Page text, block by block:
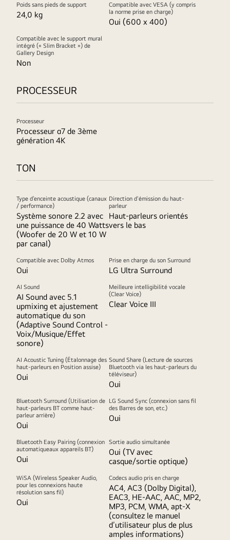
Poids sans pieds de support
24,0 kg
Compatible avec VESA (y compris
la norme prise en charge)
Oui (600 x 400)
Compatible avec le support mural
intégré (« Slim Bracket ») de
Gallery Design
Non
PROCESSEUR
Processeur
Processeur α7 de 3ème
génération 4K
TON
Type d’enceinte acoustique (canaux
/ performance)
Système sonore 2.2 avec
une puissance de 40 Watts
(Woofer de 20 W et 10 W
par canal)
Direction d'émission du haut-
parleur
Haut-parleurs orientés
vers le bas
Compatible avec Dolby Atmos
Oui
Prise en charge du son Surround
LG Ultra Surround
AI Sound
AI Sound avec 5.1
upmixing et ajustement
automatique du son
(Adaptive Sound Control -
Voix/Musique/Effet
sonore)
Meilleure intelligibilité vocale
(Clear Voice)
Clear Voice III
AI Acoustic Tuning (Étalonnage des
haut-parleurs en Position assise)
Oui
Sound Share (Lecture de sources
Bluetooth via les haut-parleurs du
téléviseur)
Oui
Bluetooth Surround (Utilisation de
haut-parleurs BT comme haut-
parleur arrière)
Oui
LG Sound Sync (connexion sans fil
des Barres de son, etc.)
Oui
Bluetooth Easy Pairing (connexion
automatiqueaux appareils BT)
Oui
Sortie audio simultanée
Oui (TV avec
casque/sortie optique)
WiSA (Wireless Speaker Audio,
pour les connexions haute
résolution sans fil)
Oui
Codecs audio pris en charge
AC4, AC3 (Dolby Digital),
EAC3, HE-AAC, AAC, MP2,
MP3, PCM, WMA, apt-X
(consultez le manuel
d’utilisateur plus de plus
amples informations)